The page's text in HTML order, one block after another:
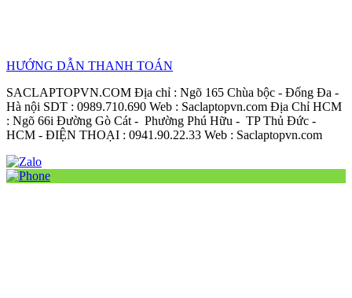
HƯỚNG DẪN THANH TOÁN
SACLAPTOPVN.COM Địa chỉ : Ngõ 165 Chùa bộc - Đống Đa -
Hà nội SDT : 0989.710.690 Web : Saclaptopvn.com Địa Chỉ HCM
: Ngõ 66i Đường Gò Cát - Phường Phú Hữu - TP Thủ Đức -
HCM - ĐIỆN THOẠI : 0941.90.22.33 Web : Saclaptopvn.com